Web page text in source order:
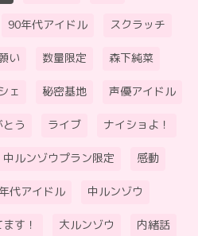
90年代アイドル スクラッチ
い 数量限定 森下純菜
ェ 秘密基地 声優アイドル
う ライブ ナイショよ！
中ルンゾウプラン限定 感動
代アイドル 中ルンゾウ
す！ 大ルンゾウ 内緒話